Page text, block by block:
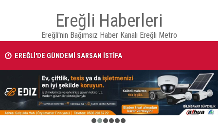
Ereğli Haberleri
Ereğli'nin Bağımsız Haber Kanalı Ereğli Metro
EREĞLİ'DE GÜNDEMİ SARSAN İSTİFA
2 3 4 5 6